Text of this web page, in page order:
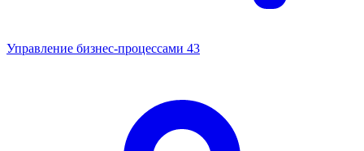
Управление бизнес-процессами 43